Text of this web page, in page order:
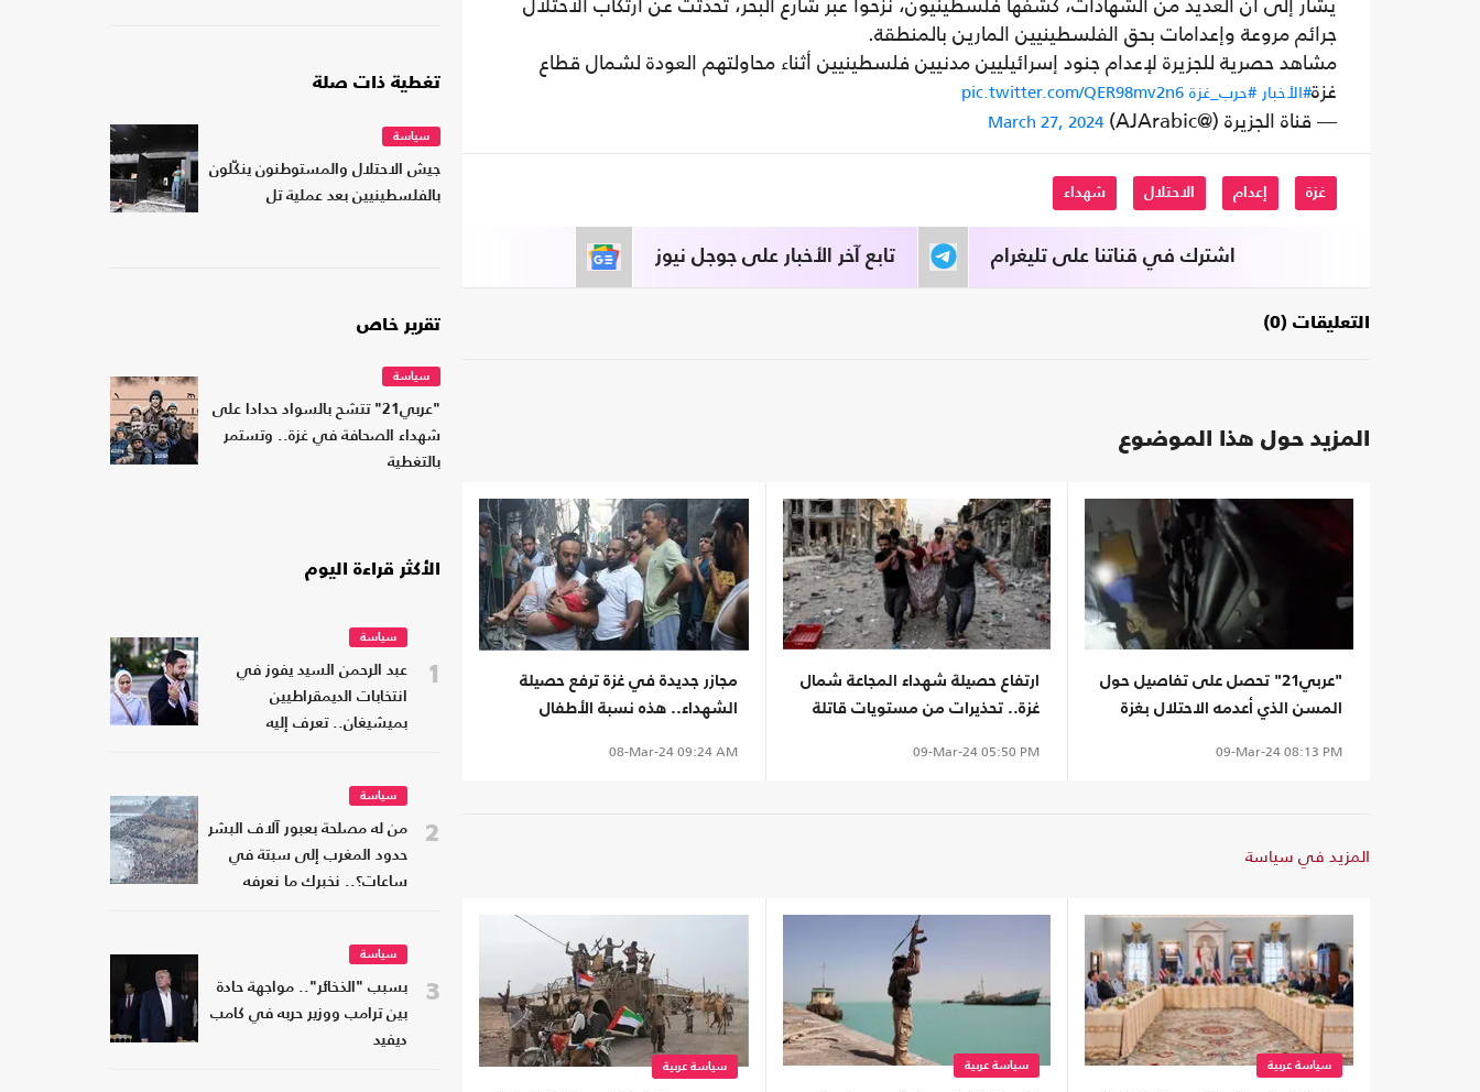
جرائم مروعة وإعدامات بحق الفلسطينيين المارين بالمنطقة.
مشاهد حصرية للجزيرة لإعدام جنود إسرائيليين مدنيين فلسطينيين أثناء محاولتهم العودة لشمال قطاع
غزة#الأخبار #حرب_غزة pic.twitter.com/QER98mv2n6
— قناة الجزيرة (@AJArabic) March 27, 2024
غزة إعدام الاحتلال شهداء
تابع آخر الأخبار على جوجل نيوز اشترك في قناتنا على تليغرام
التعليقات (0)
المزيد حول هذا الموضوع
"عربي21" تحصل على تفاصيل حول
المسن الذي أعدمه الاحتلال بغزة
09-Mar-2408:13 PM
ارتفاع حصيلة شهداء المجاعة شمال
غزة.. تحذيرات من مستويات قاتلة
09-Mar-2405:50 PM
مجازر جديدة في غزة ترفع حصيلة
الشهداء.. هذه نسبة الأطفال
08-Mar-2409:24 AM
المزيد في سياسة
سياسة عربية سياسة عربية سياسة عربية
تغطية ذات صلة
سياسة
جيش الاحتلال والمستوطنون ينكّلون
بالفلسطينيين بعد عملية تل
تقرير خاص
سياسة
"عربي21" تتشح بالسواد حدادا على
شهداء الصحافة في غزة.. وتستمر
بالتغطية
الأكثر قراءة اليوم
1
سياسة
عبد الرحمن السيد يفوز في
انتخابات الديمقراطيين
بميشيغان.. تعرف إليه
2
سياسة
من له مصلحة بعبور آلاف البشر
حدود المغرب إلى سبتة في
ساعات؟.. نخبرك ما نعرفه
3
سياسة
بسبب "الذخائر".. مواجهة حادة
بين ترامب ووزير حربه في كامب
ديفيد